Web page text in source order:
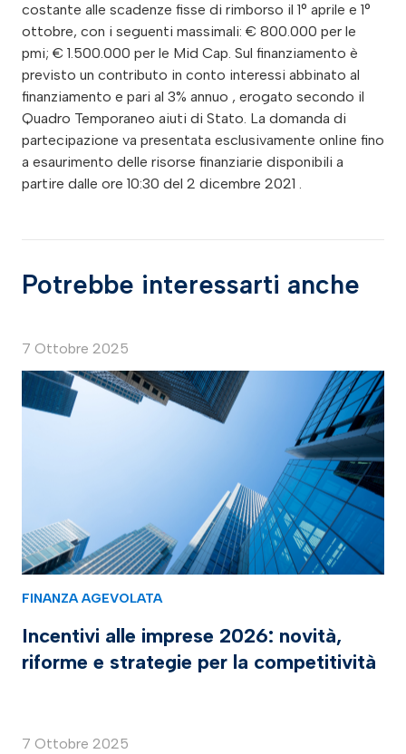
costante alle scadenze fisse di rimborso il 1° aprile e 1°
ottobre, con i seguenti massimali: € 800.000 per le
pmi; € 1.500.000 per le Mid Cap. Sul finanziamento è
previsto un contributo in conto interessi abbinato al
finanziamento e pari al 3% annuo , erogato secondo il
Quadro Temporaneo aiuti di Stato. La domanda di
partecipazione va presentata esclusivamente online fino
a esaurimento delle risorse finanziarie disponibili a
partire dalle ore 10:30 del 2 dicembre 2021 .
Potrebbe interessarti anche
7 Ottobre 2025
FINANZA AGEVOLATA
Incentivi alle imprese 2026: novità,
riforme e strategie per la competitività
7 Ottobre 2025